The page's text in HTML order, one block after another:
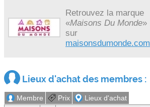
Retrouvez la marque
«Maisons Du Monde»
sur
maisonsdumonde.com
Lieux d'achat des membres :
Membre Prix
Lieux d'achat